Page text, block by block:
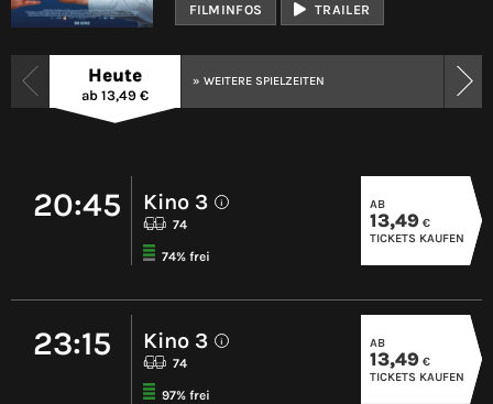
FILMINFOS TRAILER
Heute
ab 13,49 €
» WEITERE SPIELZEITEN
20:45 Kino 3 i
74
74% frei
AB
13,49 €
TICKETS KAUFEN
23:15 Kino 3 i
74
97% frei
AB
13,49 €
TICKETS KAUFEN